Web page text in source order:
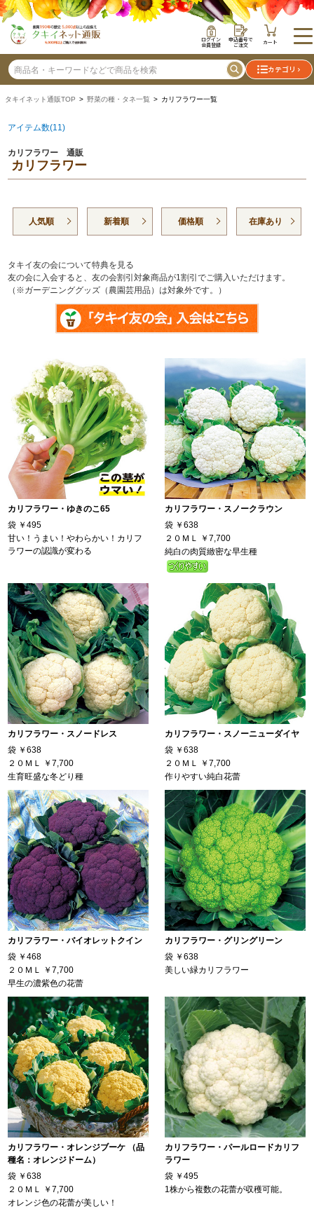
ログイン
会員登録
申込番号で
ご注文 カート
カテゴリ
タキイネット通販TOP > 野菜の種・タネ一覧 > カリフラワー一覧
アイテム数(11)
カリフラワー 通販
カリフラワー
人気順 新着順 価格順 在庫あり
タキイ友の会について特典を見る
友の会に入会すると、友の会割引対象商品が1割引でご購入いただけます。
（※ガーデニンググッズ（農園芸用品）は対象外です。）
カリフラワー・ゆきのこ65
袋 ￥495
甘い！うまい！やわらかい！カリフ
ラワーの認識が変わる
カリフラワー・スノークラウン
袋 ￥638
２０ＭＬ
￥7,700
純白の肉質緻密な早生種
カリフラワー・スノードレス
袋 ￥638
２０ＭＬ
￥7,700
生育旺盛な冬どり種
カリフラワー・スノーニューダイヤ
袋 ￥638
２０ＭＬ
￥7,700
作りやすい純白花蕾
カリフラワー・バイオレットクイン
袋 ￥468
２０ＭＬ
￥7,700
早生の濃紫色の花蕾
カリフラワー・グリングリーン
袋 ￥638
美しい緑カリフラワー
カリフラワー・オレンジブーケ （品
種名：オレンジドーム）
袋 ￥638
２０ＭＬ
￥7,700
オレンジ色の花蕾が美しい！
カリフラワー・パールロードカリフ
ラワー
袋 ￥495
1株から複数の花蕾が収穫可能。